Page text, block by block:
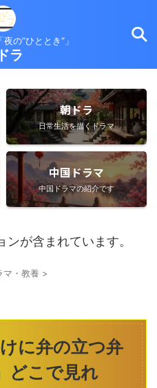
の”ひととき”」
ラ
朝ドラ
日常生活を描くドラマ
中国ドラマ
中国ドラマの紹介です
が含まれています。
・教養 >
に弁の立つ弁
どこで見れ